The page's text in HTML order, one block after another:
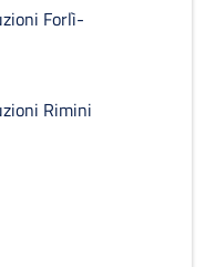
Forlì-
Rimini